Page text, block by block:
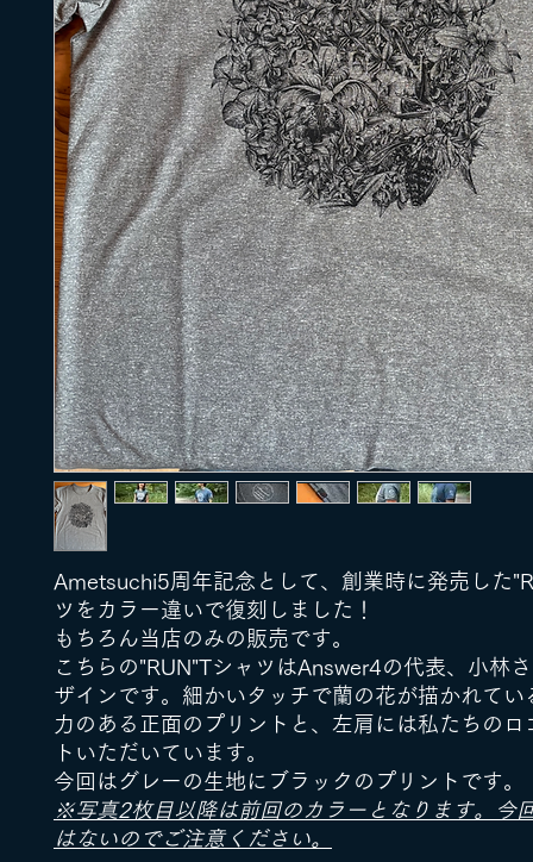
Ametsuchi5周年記念として、創業時に発売した
ツをカラー違いで復刻しました！
もちろん当店のみの販売です。
こちらの"RUN"TシャツはAnswer4の代表、小林
ザインです。細かいタッチで蘭の花が描かれてい
力のある正面のプリントと、左肩には私たちのロ
トいただいています。
今回はグレーの生地にブラックのプリントです。
※写真2枚目以降は前回のカラーとなります。今
はないのでご注意ください。